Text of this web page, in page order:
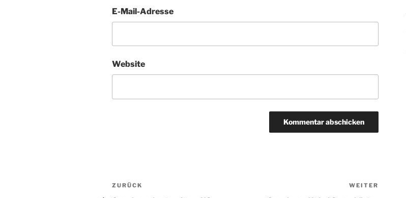
E-Mail-Adresse
Website
Beitragsnavigation
Vorheriger
ZURÜCK WEITER